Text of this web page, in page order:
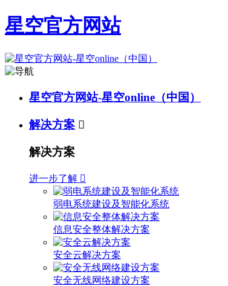
星空官方网站
星空官方网站-星空online（中国）
解决方案 
解决方案
进一步了解 
弱电系统建设及智能化系统
信息安全整体解决方案
安全云解决方案
安全无线网络建设方案